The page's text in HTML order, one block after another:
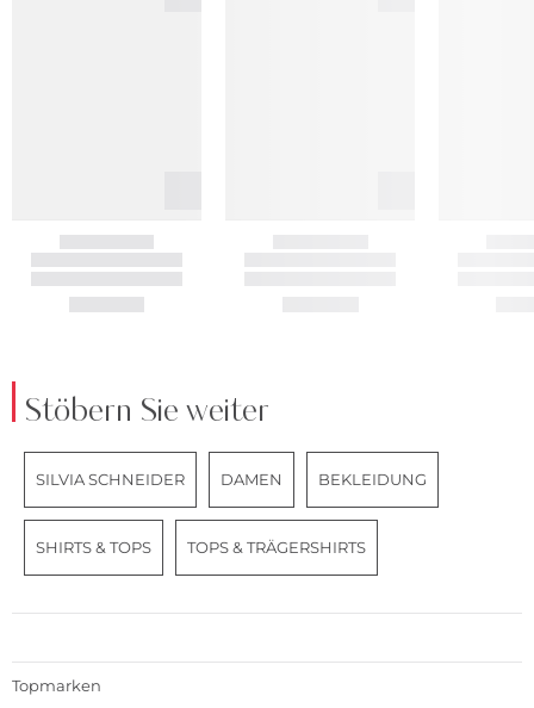
Stöbern Sie weiter
SILVIA SCHNEIDER DAMEN BEKLEIDUNG
SHIRTS & TOPS TOPS & TRÄGERSHIRTS
Topmarken